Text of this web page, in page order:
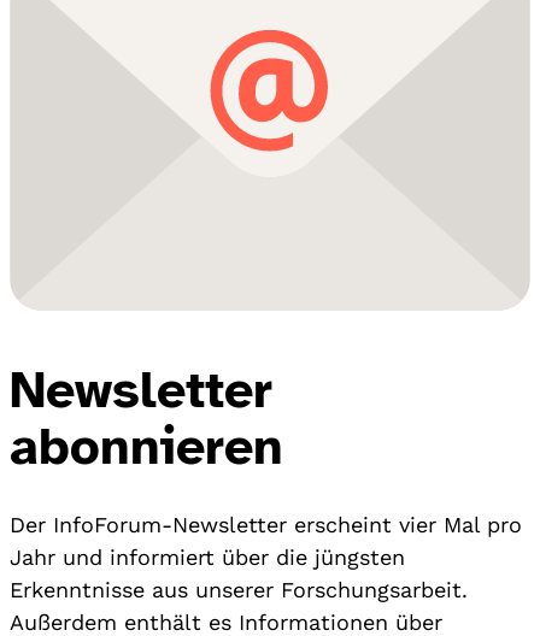
Newsletter
abonnieren
Der InfoForum-Newsletter erscheint vier Mal pro
Jahr und informiert über die jüngsten
Erkenntnisse aus unserer Forschungsarbeit.
Außerdem enthält es Informationen über